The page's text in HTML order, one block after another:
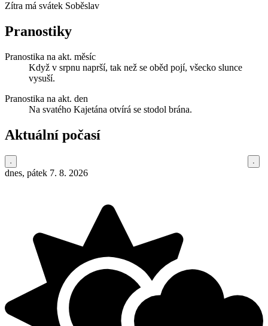
Zítra má svátek Soběslav
Pranostiky
Pranostika na akt. měsíc
Když v srpnu naprší, tak než se oběd pojí, všecko slunce
vysuší.
Pranostika na akt. den
Na svatého Kajetána otvírá se stodol brána.
Aktuální počasí
dnes, pátek 7. 8. 2026